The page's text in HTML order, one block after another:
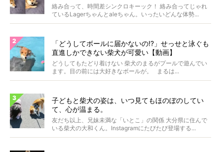
絡み合って、時間差シンクロキーック！ 絡み合ってじゃれ
ているLagerちゃんとaleちゃん。いったいどんな体勢...
「どうしてボールに届かないの!?」せっせと泳ぐも
直進しかできない柴犬が可愛い【動画】
どうしてもたどり着けない 柴犬のまるがプールで遊んでい
ます。目の前には大好きなボールが。 まるは...
子どもと柴犬の姿は、いつ見てもほのぼのしてい
て、心が温まる。
友だち以上、兄妹未満な「いとこ」の関係 大分県に住んで
いる柴犬の大和くん。Instagramにたびたび登場する...